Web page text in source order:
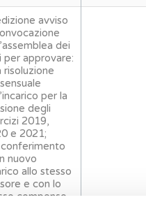
avviso
dei
per approvare:
risoluzione
per la
degli
2019,
e 2021;
conferimento
nuovo
allo stesso
e con lo
compenso